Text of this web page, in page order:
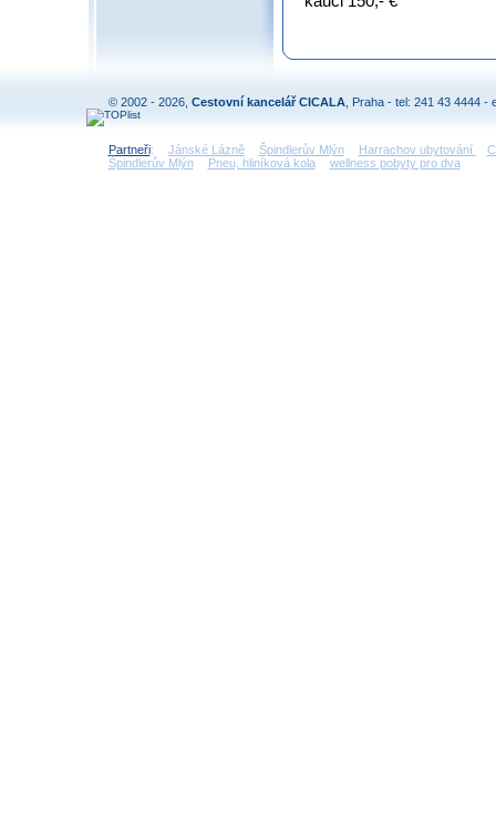
© 2002 - 2026, Cestovní kancelář CICALA, Praha - tel: 241 43 4444 -
Partneři: Jánské Lázně Špindlerův Mlýn Harrachov ubytování
Špindlerův Mlýn
Pneu, hliníková kola wellness pobyty pro dva